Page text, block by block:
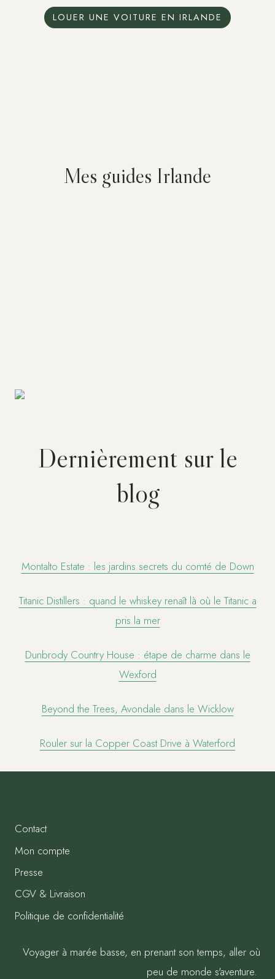
LOUER UNE VOITURE EN IRLANDE
Mes guides Irlande
Dernièrement sur le
blog
Montalto Estate : les jardins secrets du comté de Down
Titanic Distillers : quand le whiskey renaît là où le Titanic a
pris la mer
Dunbrody Country House : étape de charme dans le
Wexford
Beyond the Trees, Avondale dans le Wicklow
Rouler sur la Copper Coast Drive à Waterford
Contact
Mon compte
Presse
CGV & Livraison
Politique de confidentialité
Voyager à marée basse, en prenant son temps, aller où
peu de monde s'aventure.